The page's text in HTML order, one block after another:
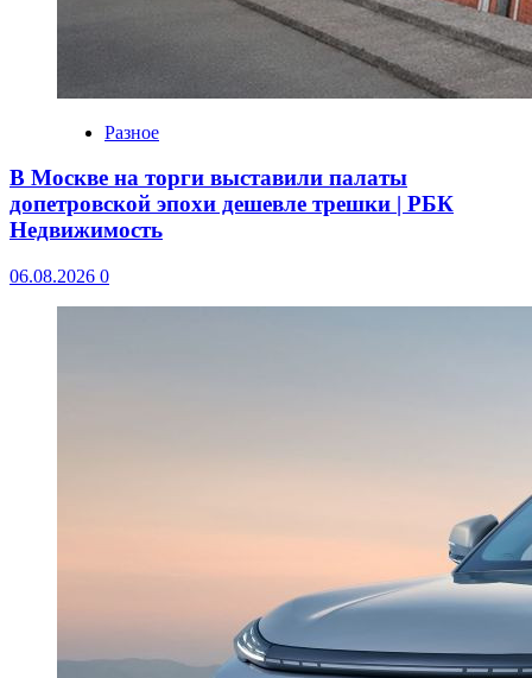
Разное
В Москве на торги выставили палаты
допетровской эпохи дешевле трешки | РБК
Недвижимость
06.08.2026 0